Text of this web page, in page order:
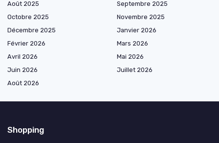
Août 2025
Septembre 2025
Octobre 2025
Novembre 2025
Décembre 2025
Janvier 2026
Février 2026
Mars 2026
Avril 2026
Mai 2026
Juin 2026
Juillet 2026
Août 2026
Shopping